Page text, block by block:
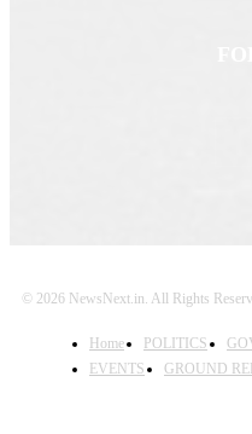
© 2026 NewsNext.in. All Rights
Home POLITICS
EVENTS
GROUND